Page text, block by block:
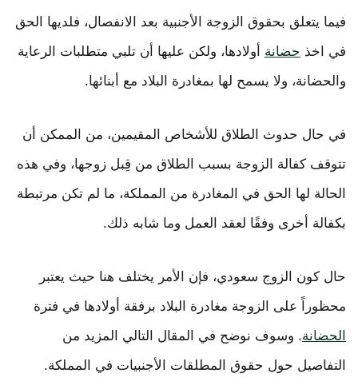
فيما يتعلق بحقوق الزوجة الأجنبية بعد الانفصال، فلديها الحق
في اخذ حضانة أولادها، ولكن عليها أن تلبي متطلبات الرعاية
والحضانة، ولا يسمح لها بمغادرة البلاد مع أبنائها.
في حال حدوث الطلاق للأشخاص المقيمين، من الممكن أن
تتوقف كفالة الزوجة بسبب الطلاق من قِبل زوجها، وفي هذه
الحالة لها الحق في المغادرة من المملكة، ما لم تكن مرتبطة
بكفالة أخرى وفقًا لعقد العمل وما شابه ذلك.
حال كون الزوج سعودي، فإن الأمر يختلف هنا حيث يعتبر
محظوراً على الزوجة مغادرة البلاد برفقة أولادها في فترة
الحضانة. وسوف نوضح في المقال التالي المزيد من
التفاصيل حول حقوق المطلقات الأجنبيات في المملكة.